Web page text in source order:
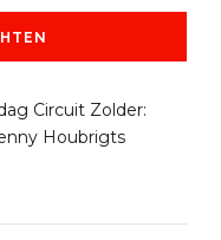
Circuit Zolder:
Houbrigts